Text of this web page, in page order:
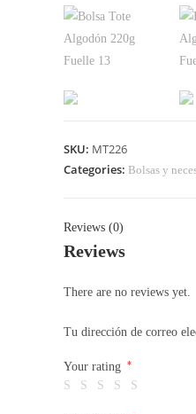
SKU: MT226
Categories: Bolsas y
Reviews (0)
Reviews
There are no reviews yet.
Tu dirección de correo
Your rating *